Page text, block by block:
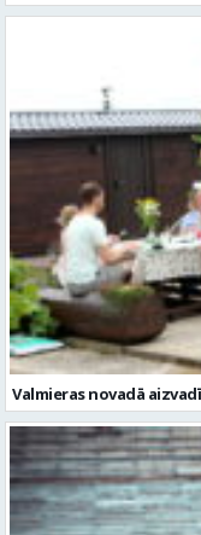
Valmieras novadā